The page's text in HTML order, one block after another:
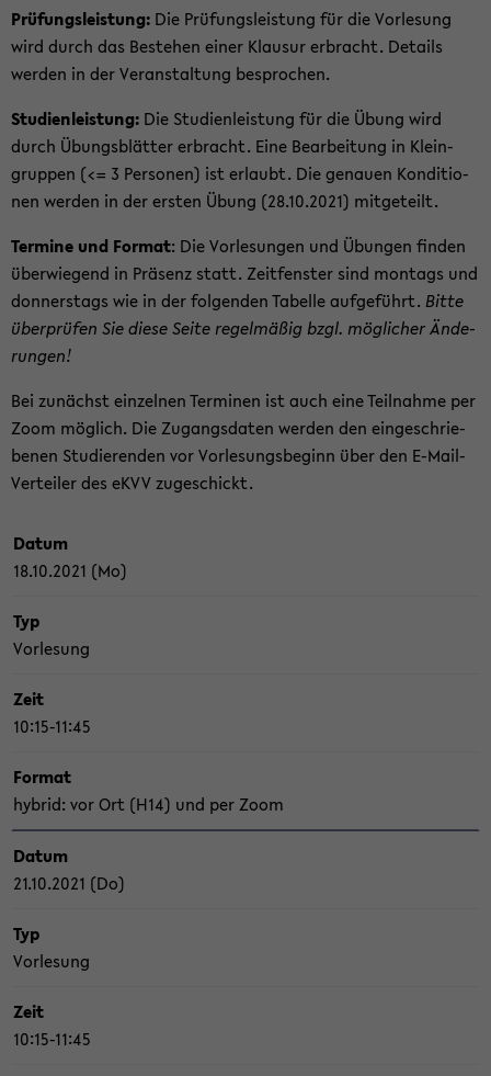
Prü­fungs­leis­tung: Die Prü­fungs­leis­tung für die Vor­le­sung
wird durch das Be­stehen einer Klau­sur er­bracht. De­tails
wer­den in der Ver­an­stal­tung be­spro­chen.
Stu­di­en­leis­tung: Die Stu­di­en­leis­tung für die Übung wird
durch Übungs­blät­ter er­bracht. Eine Be­ar­bei­tung in Klein­
grup­pen (<= 3 Per­so­nen) ist er­laubt. Die ge­nau­en Kon­di­tio­
nen wer­den in der ers­ten Übung (28.10.2021) mit­ge­teilt.
Ter­mi­ne und For­mat: Die Vor­le­sun­gen und Übun­gen fin­den
über­wie­gend in Prä­senz statt. Zeit­fens­ter sind mon­tags und
don­ners­tags wie in der fol­gen­den Ta­bel­le auf­ge­führt. Bitte
über­prü­fen Sie diese Seite re­gel­mä­ßig bzgl. mög­li­cher Än­de­
run­gen!
Bei zu­nächst ein­zel­nen Ter­mi­nen ist auch eine Teil­nah­me per
Zoom mög­lich. Die Zu­gangs­da­ten wer­den den ein­ge­schrie­
be­nen Stu­die­ren­den vor Vor­le­sungs­be­ginn über den E-​Mail-
Verteiler des eKVV zu­ge­schickt.
Datum
18.10.2021 (Mo)
Typ
Vor­le­sung
Zeit
10:15-11:45
For­mat
hy­brid: vor Ort (H14) und per Zoom
Datum
21.10.2021 (Do)
Typ
Vor­le­sung
Zeit
10:15-11:45